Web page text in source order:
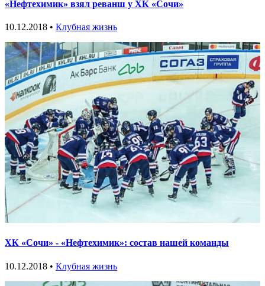
«Нефтехимик» взял реванш у ХК «Сочи»
10.12.2018 • Клубная жизнь
ХК «Сочи» - «Нефтехимик»: состав нашей команды
10.12.2018 • Клубная жизнь